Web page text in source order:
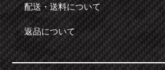
配送・送料について
返品について